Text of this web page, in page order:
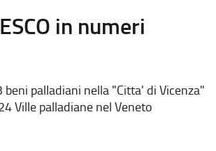
in numeri
beni palladiani nella "Citta' di Vicenza"
Ville palladiane nel Veneto